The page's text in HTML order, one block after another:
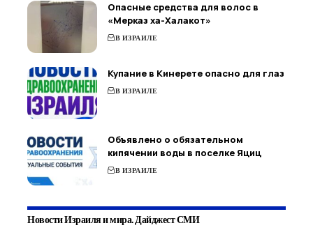
Опасные средства для волос в
«Мерказ ха-Халакот»
В ИЗРАИЛЕ
Купание в Кинерете опасно для глаз
В ИЗРАИЛЕ
Объявлено о обязательном
кипячении воды в поселке Яциц
В ИЗРАИЛЕ
Новости Израиля и мира. Дайджест СМИ